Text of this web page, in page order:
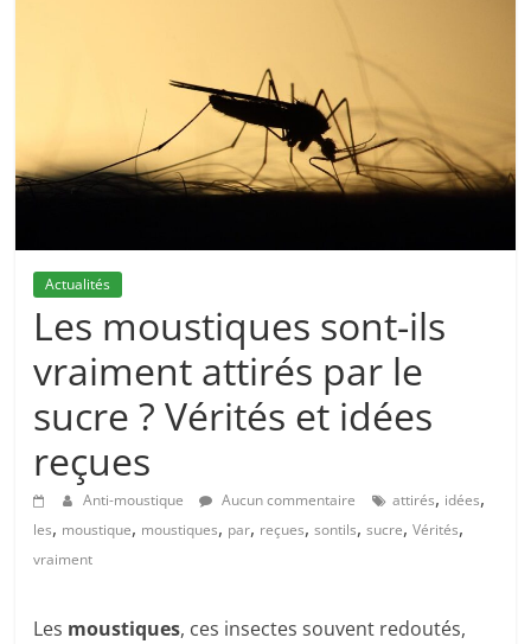
Actualités
Les moustiques sont-ils
vraiment attirés par le
sucre ? Vérités et idées
reçues
Anti-moustique Aucun commentaire attirés, idées,
les, moustique, moustiques, par, reçues,sontils,sucre,Vérités,
vraiment
Les moustiques, ces insectes souvent redoutés,